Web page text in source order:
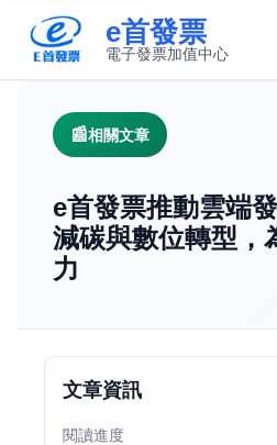
e首發票
電子發票加值中心
相關文章
e首發票推動雲端
減碳與數位轉型，
力
文章資訊
閱讀進度